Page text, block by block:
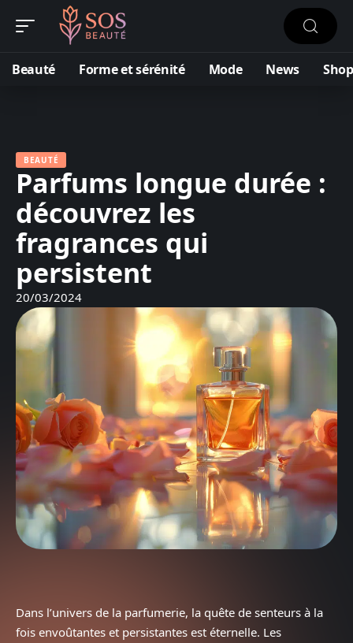
Beauté Forme et sérénité Mode News
BEAUTÉ
Parfums longue durée :
découvrez les
fragrances qui
persistent
20/03/2024
Dans l’univers de la parfumerie, la quête de senteurs à la
fois envoûtantes et persistantes est éternelle. Les